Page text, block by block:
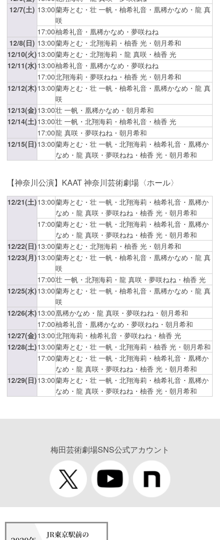
12/7(土) 13:00蘭寿とむ・壮 一帆・柚希礼音・凰稀かなめ・龍 真
咲
17:00柚希礼音・凰稀かなめ・夢咲ねね
12/8(日) 13:00蘭寿とむ・北翔海莉・柚香 光・朝月希和
12/10(火)13:00蘭寿とむ・北翔海莉・龍 真咲・柚香 光
12/11(水)13:00柚希礼音・凰稀かなめ・夢咲ねね
17:00北翔海莉・夢咲ねね・柚香 光・朝月希和
12/12(木)13:00蘭寿とむ・壮 一帆・柚希礼音・凰稀かなめ・龍 真
咲
12/13(金)13:00壮 一帆・凰稀かなめ・朝月希和
12/14(土)13:00壮 一帆・北翔海莉・柚希礼音・柚香 光
17:00龍 真咲・夢咲ねね・朝月希和
12/15(日)13:00蘭寿とむ・壮 一帆・北翔海莉・柚希礼音・凰稀か
なめ・龍 真咲・夢咲ねね・柚香 光・朝月希和
【神奈川公演】KAAT 神奈川芸術劇場〈ホール〉
12/21(土)13:00蘭寿とむ・壮 一帆・北翔海莉・柚希礼音・凰稀か
なめ・龍 真咲・夢咲ねね・柚香 光・朝月希和
17:00蘭寿とむ・壮 一帆・北翔海莉・柚希礼音・凰稀か
なめ・龍 真咲・夢咲ねね・柚香 光・朝月希和
12/22(日)13:00蘭寿とむ・北翔海莉・柚香 光・朝月希和
12/23(月)13:00蘭寿とむ・壮 一帆・柚希礼音・凰稀かなめ・龍 真
咲
17:00壮 一帆・北翔海莉・龍 真咲・夢咲ねね・柚香 光
12/25(水)13:00蘭寿とむ・壮 一帆・柚希礼音・凰稀かなめ・龍 真
咲
12/26(木)13:00凰稀かなめ・龍 真咲・夢咲ねね・朝月希和
17:00柚希礼音・凰稀かなめ・夢咲ねね・朝月希和
12/27(金)13:00北翔海莉・柚希礼音・夢咲ねね・柚香 光
12/28(土)13:00蘭寿とむ・壮 一帆・北翔海莉・柚香 光・朝月希和
17:00蘭寿とむ・壮 一帆・北翔海莉・柚希礼音・凰稀か
なめ・龍 真咲・夢咲ねね・柚香 光・朝月希和
12/29(日)13:00蘭寿とむ・壮 一帆・北翔海莉・柚希礼音・凰稀か
なめ・龍 真咲・夢咲ねね・柚香 光・朝月希和
梅田芸術劇場SNS公式アカウント